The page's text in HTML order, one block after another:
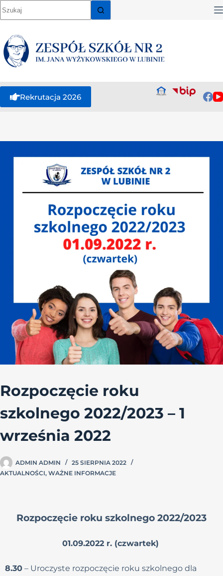
Rekrutacja 2026
Rozpoczęcie roku
szkolnego 2022/2023 – 1
września 2022
ADMIN ADMIN
25 SIERPNIA 2022
AKTUALNOŚCI, WAŻNE INFORMACJE
Rozpoczęcie roku szkolnego 2022/2023
01.09.2022 r. (czwartek)
8.30 – Uroczyste rozpoczęcie roku szkolnego dla